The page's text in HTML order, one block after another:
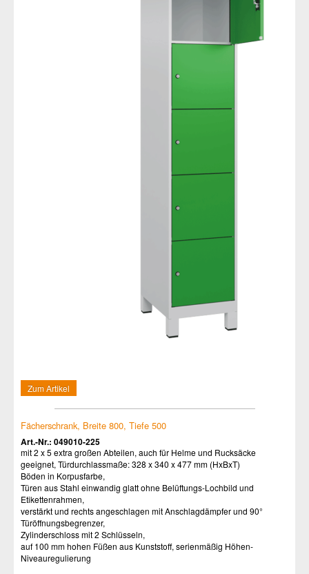
Zum Artikel
Fächerschrank, Breite 800, Tiefe 500
Art.-Nr.: 049010-225
mit 2 x 5 extra großen Abteilen, auch für Helme und Rucksäcke
geeignet, Türdurchlassmaße: 328 x 340 x 477 mm (HxBxT)
Böden in Korpusfarbe,
Türen aus Stahl einwandig glatt ohne Belüftungs-Lochbild und
Etikettenrahmen,
verstärkt und rechts angeschlagen mit Anschlagdämpfer und 90°
Türöffnungsbegrenzer,
Zylinderschloss mit 2 Schlüsseln,
auf 100 mm hohen Füßen aus Kunststoff, serienmäßig Höhen-
Niveauregulierung